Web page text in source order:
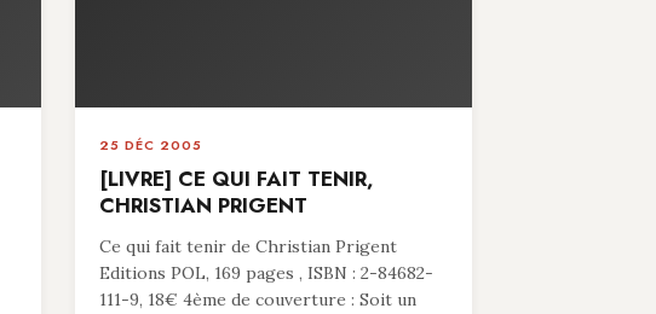
25 DÉC 2005
[LIVRE] CE QUI FAIT TENIR,
CHRISTIAN PRIGENT
Ce qui fait tenir de Christian Prigent
Editions POL, 169 pages , ISBN : 2-84682-
111-9, 18€ 4ème de couverture : Soit un